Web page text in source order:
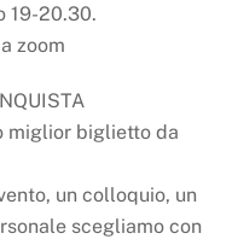
19-20.30.
zoom
miglior biglietto da
un colloquio, un
scegliamo con